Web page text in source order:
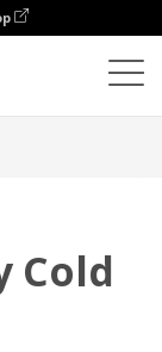
Cold